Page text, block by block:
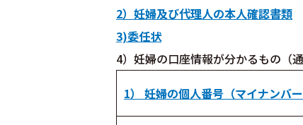
2）妊婦及び代理人の本人確認書類
3)委任状
4）妊婦の口座情報が分かるもの（
1） 妊婦の個人番号（マイナンバ